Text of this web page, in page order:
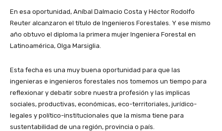
En esa oportunidad, Aníbal Dalmacio Costa y Héctor Rodolfo
Reuter alcanzaron el título de Ingenieros Forestales. Y ese mismo
año obtuvo el diploma la primera mujer Ingeniera Forestal en
Latinoamérica, Olga Marsiglia.
Esta fecha es una muy buena oportunidad para que las
ingenieras e ingenieros forestales nos tomemos un tiempo para
reflexionar y debatir sobre nuestra profesión y las implicas
sociales, productivas, económicas, eco-territoriales, jurídico-
legales y político-institucionales que la misma tiene para
sustentabilidad de una región, provincia o país.